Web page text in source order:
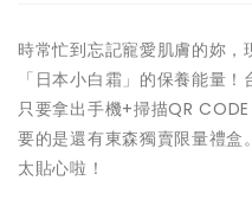
時常忙到忘記寵愛肌膚的妳，
「日本小白霜」的保養能量
只要拿出手機+掃描QR
要的是還有東森獨賣限量禮盒
太貼心啦！